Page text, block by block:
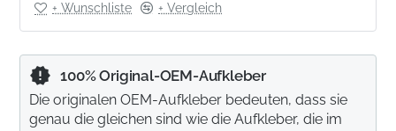
+ Wunschliste + Vergleich
100% Original-OEM-Aufkleber
Die originalen OEM-Aufkleber bedeuten, dass sie
genau die gleichen sind wie die Aufkleber, die im